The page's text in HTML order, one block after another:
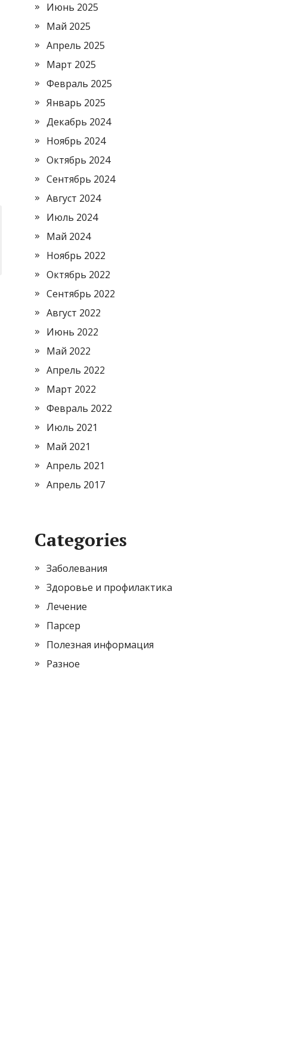
Июнь 2025
Май 2025
Апрель 2025
Март 2025
Февраль 2025
Январь 2025
Декабрь 2024
Ноябрь 2024
Октябрь 2024
Сентябрь 2024
Август 2024
Июль 2024
Май 2024
Ноябрь 2022
Октябрь 2022
Сентябрь 2022
Август 2022
Июнь 2022
Май 2022
Апрель 2022
Март 2022
Февраль 2022
Июль 2021
Май 2021
Апрель 2021
Апрель 2017
Categories
Заболевания
Здоровье и профилактика
Лечение
Парсер
Полезная информация
Разное